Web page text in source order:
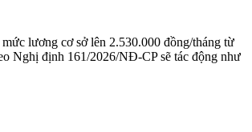
lương cơ sở lên 2.530.000 đồng/tháng từ
Nghị định 161/2026/NĐ-CP sẽ tác động như